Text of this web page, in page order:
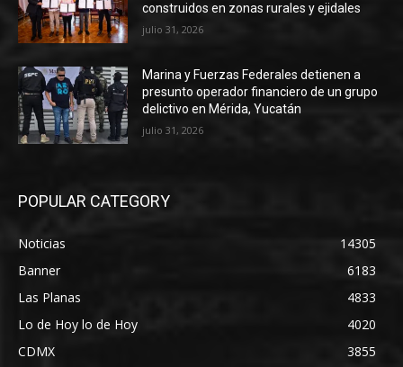
construidos en zonas rurales y ejidales
julio 31, 2026
Marina y Fuerzas Federales detienen a
presunto operador financiero de un grupo
delictivo en Mérida, Yucatán
julio 31, 2026
POPULAR CATEGORY
Noticias
14305
Banner
6183
Las Planas
4833
Lo de Hoy lo de Hoy
4020
CDMX
3855